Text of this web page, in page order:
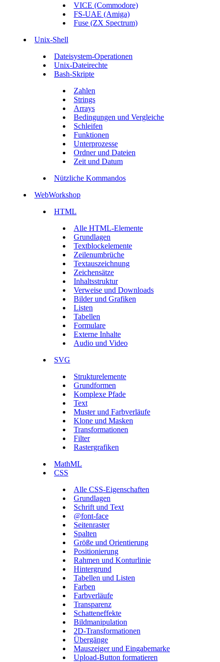
VICE (Commodore)
FS-UAE (Amiga)
Fuse (ZX Spectrum)
Unix-Shell
Dateisystem-Operationen
Unix-Dateirechte
Bash-Skripte
Zahlen
Strings
Arrays
Bedingungen und Vergleiche
Schleifen
Funktionen
Unterprozesse
Ordner und Dateien
Zeit und Datum
Nützliche Kommandos
WebWorkshop
HTML
Alle HTML-Elemente
Grundlagen
Textblockelemente
Zeilenumbrüche
Textauszeichnung
Zeichensätze
Inhaltsstruktur
Verweise und Downloads
Bilder und Grafiken
Listen
Tabellen
Formulare
Externe Inhalte
Audio und Video
SVG
Strukturelemente
Grundformen
Komplexe Pfade
Text
Muster und Farbverläufe
Klone und Masken
Transformationen
Filter
Rastergrafiken
MathML
CSS
Alle CSS-Eigenschaften
Grundlagen
Schrift und Text
@font-face
Seitenraster
Spalten
Größe und Orientierung
Positionierung
Rahmen und Konturlinie
Hintergrund
Tabellen und Listen
Farben
Farbverläufe
Transparenz
Schatteneffekte
Bildmanipulation
2D-Transformationen
Übergänge
Mauszeiger und Eingabemarke
Upload-Button formatieren